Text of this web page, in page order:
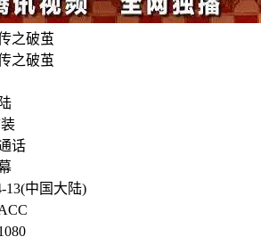
破茧
破茧
话
中国大陆)